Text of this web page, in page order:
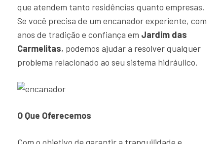
que atendem tanto residências quanto empresas.
Se você precisa de um encanador experiente, com
anos de tradição e confiança em Jardim das
Carmelitas, podemos ajudar a resolver qualquer
problema relacionado ao seu sistema hidráulico.
O Que Oferecemos